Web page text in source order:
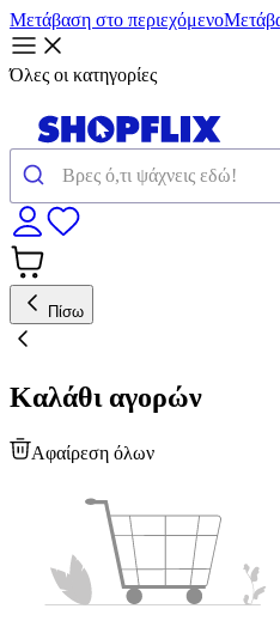
Μετάβαση στο περιεχόμενο
Όλες οι κατηγορίες
Πίσω
Καλάθι αγορών
Αφαίρεση όλων